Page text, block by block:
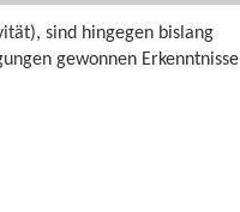
sind hingegen bislang
gewonnen Erkenntnisse